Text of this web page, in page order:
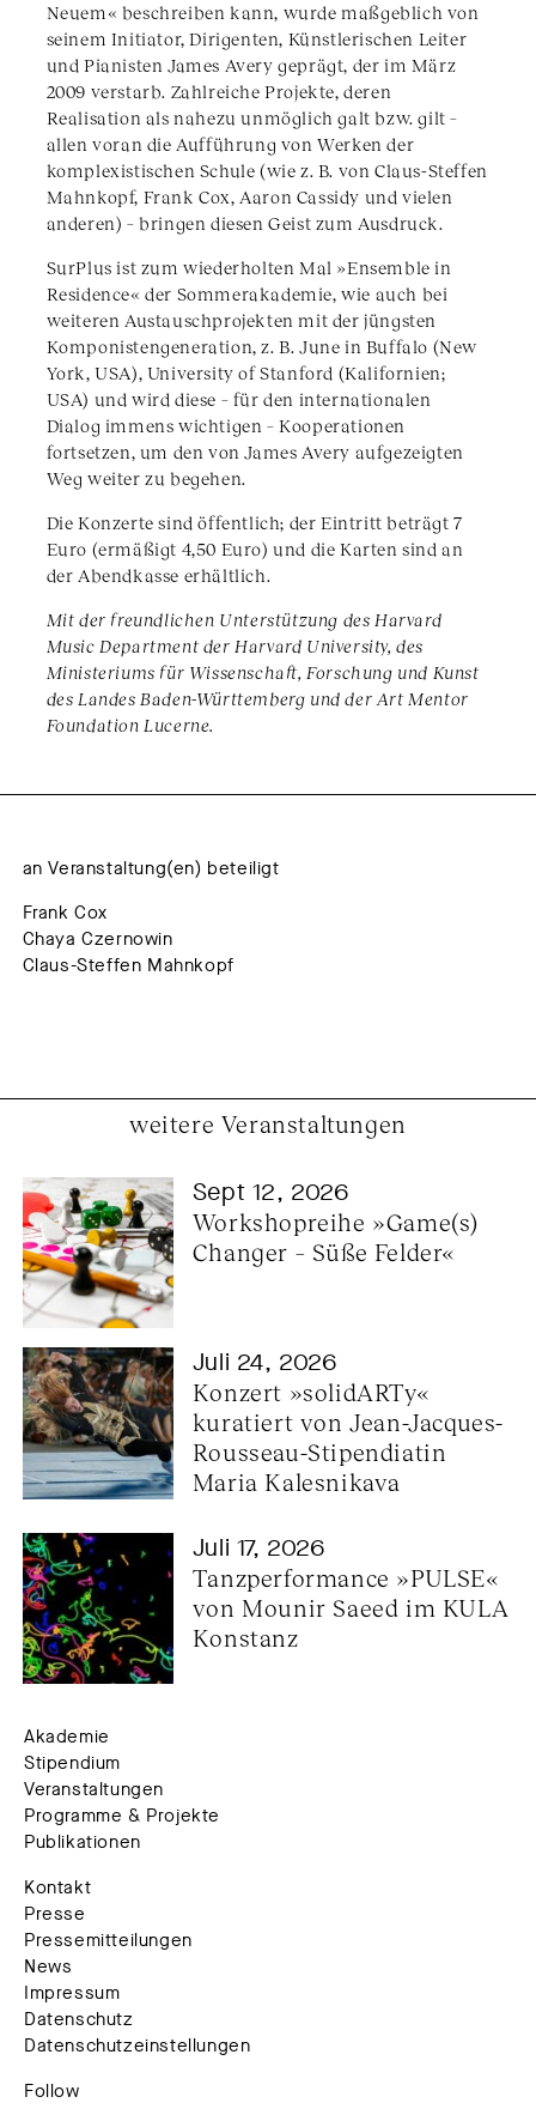
Neuem« beschreiben kann, wurde maßgeblich von
seinem Initiator, Dirigenten, Künstlerischen Leiter
und Pianisten James Avery geprägt, der im März
2009 verstarb. Zahlreiche Projekte, deren
Realisation als nahezu unmöglich galt bzw. gilt –
allen voran die Aufführung von Werken der
komplexistischen Schule (wie z. B. von Claus-Steffen
Mahnkopf, Frank Cox, Aaron Cassidy und vielen
anderen) – bringen diesen Geist zum Ausdruck.
SurPlus ist zum wiederholten Mal »Ensemble in
Residence« der Sommerakademie, wie auch bei
weiteren Austauschprojekten mit der jüngsten
Komponistengeneration, z. B. June in Buffalo (New
York, USA), University of Stanford (Kalifornien;
USA) und wird diese – für den internationalen
Dialog immens wichtigen – Kooperationen
fortsetzen, um den von James Avery aufgezeigten
Weg weiter zu begehen.
Die Konzerte sind öffentlich; der Eintritt beträgt 7
Euro (ermäßigt 4,50 Euro) und die Karten sind an
der Abendkasse erhältlich.
Mit der freundlichen Unterstützung des Harvard
Music Department der Harvard University, des
Ministeriums für Wissenschaft, Forschung und Kunst
des Landes Baden-Württemberg und der Art Mentor
Foundation Lucerne.
an Veranstaltung(en) beteiligt
Frank Cox
Chaya Czernowin
Claus-Steffen Mahnkopf
weitere Veranstaltungen
Sept 12, 2026
Workshopreihe »Game(s)
Changer – Süße Felder«
Juli 24, 2026
Konzert »solidARTy«
kuratiert von Jean-Jacques-
Rousseau-Stipendiatin
Maria Kalesnikava
Juli 17, 2026
Tanzperformance »PULSE«
von Mounir Saeed im KULA
Konstanz
Akademie
Stipendium
Veranstaltungen
Programme & Projekte
Publikationen
Kontakt
Presse
Pressemitteilungen
News
Impressum
Datenschutz
Datenschutzeinstellungen
Follow